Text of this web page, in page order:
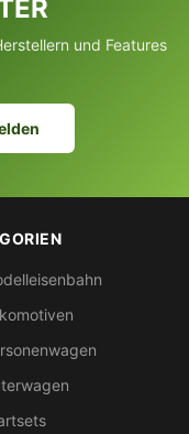
und Features